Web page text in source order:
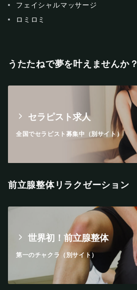
フェイシャルマッサージ
ロミロミ
うたたねで夢を叶えませんか？
セラピスト求人
全国でセラピスト募集中（別サイト）
前立腺整体リラクゼーション
世界初！前立腺整体
第一のチャクラ（別サイト）